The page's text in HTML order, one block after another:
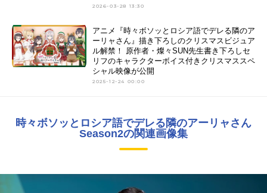
2026-03-28 13:30
アニメ『時々ボソッとロシア語でデレる隣のア
ーリャさん』描き下ろしのクリスマスビジュア
ル解禁！ 原作者・燦々SUN先生書き下ろしセ
リフのキャラクターボイス付きクリスマススペ
シャル映像が公開
2025-12-24 00:00
時々ボソッとロシア語でデレる隣のアーリャさん
Season2の関連画像集